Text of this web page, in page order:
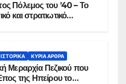
Πόλεμος του ’40 – Το
και στρατιωτικό
ΙΣΤΟΡΙΚΆ ΚΥΡΙΑ ΑΡΘΡΑ
Μεραρχία Πεζικού που
της Ηπείρου το